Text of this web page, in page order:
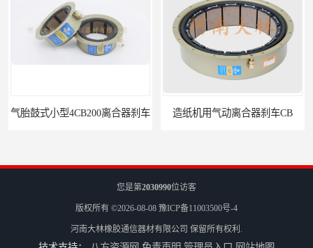
气胎鼓式小型4CB200离合器刹车 造纸机用气动离合器刹车CB
您是第2030990位访客
版权所有 ©2026-08-08 豫ICP备11003500号-4
河南大林橡胶通信器材有限公司 保留所有权利.